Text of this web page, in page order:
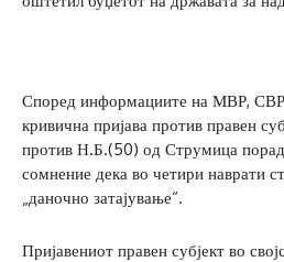
Според информациите на МВР,
кривична пријава против правен
против Н.Б.(50) од Струмица
сомнение дека во четири наврати
„даночно затајување“.
Пријавениот правен субјект во